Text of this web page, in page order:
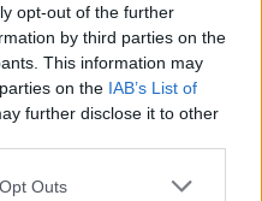
opt-out of the further
by third parties on the
This information may
on the IAB’s List of
further disclose it to other
Outs